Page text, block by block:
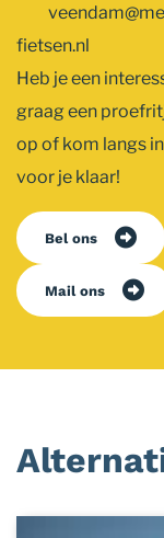
fietsen.nl
Heb je een
graag een
op of kom langs
voor je klaar!
Bel ons
Mail ons